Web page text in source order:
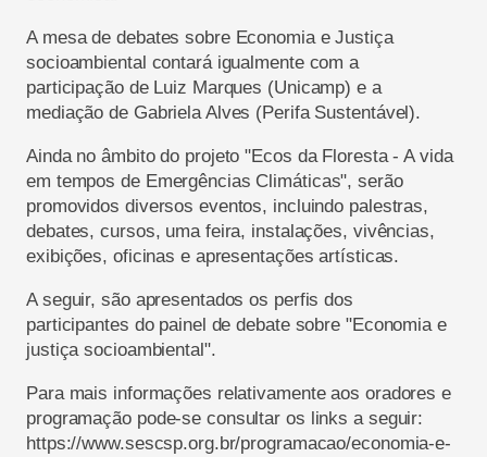
A mesa de debates sobre Economia e Justiça
socioambiental contará igualmente com a
participação de Luiz Marques (Unicamp) e a
mediação de Gabriela Alves (Perifa Sustentável).
Ainda no âmbito do projeto "Ecos da Floresta - A vida
em tempos de Emergências Climáticas", serão
promovidos diversos eventos, incluindo palestras,
debates, cursos, uma feira, instalações, vivências,
exibições, oficinas e apresentações artísticas.
A seguir, são apresentados os perfis dos
participantes do painel de debate sobre "Economia e
justiça socioambiental".
Para mais informações relativamente aos oradores e
programação pode-se consultar os links a seguir:
https://www.sescsp.org.br/programacao/economia-e-